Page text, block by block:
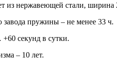
из нержавеющей стали, ширина
завода пружины – не менее 33 ч.
секунд в сутки.
– 10 лет.